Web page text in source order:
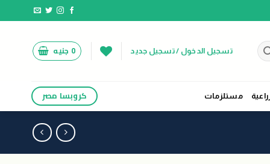
تسجيل الدخول / تسجيل جديد 0 جنيه
مستلزمات كروبسا مصر